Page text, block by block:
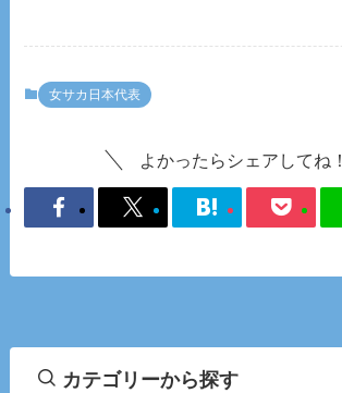
女サカ日本代表
よかったらシェアしてね！
カテゴリーから探す